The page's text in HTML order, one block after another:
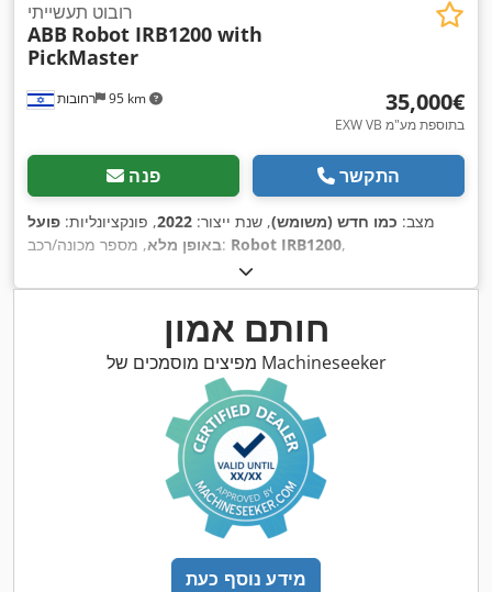
רחובות 95 km
רובוט תעשייתי
ABB Robot IRB1200 with
PickMaster
‏35,000 ‏€
EXW VB בתוספת מע"מ
פנה התקשר
מצב: כמו חדש (משומש), שנת ייצור: 2022, פונקציונליות: פועל
באופן מלא, מספר מכונה/רכב: Robot IRB1200,
חותם אמון
מפיצים מוסמכים של Machineseeker
מידע נוסף כעת